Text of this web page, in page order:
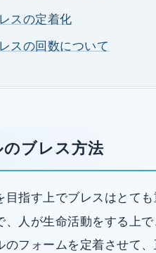
スの定着化
スの回数について
のブレス方法
目指す上でブレスはとても
、人が生命活動をする上で
のフォームを定着させて